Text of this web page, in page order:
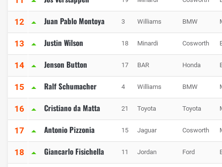
12 Juan Pablo Montoya 3 Williams BMW
13 Justin Wilson 18 Minardi Cosworth
14 Jenson Button 17 BAR Honda
15 Ralf Schumacher 4 Williams BMW
16 Cristiano da Matta 21 Toyota Toyota
17 Antonio Pizzonia 15 Jaguar Cosworth
18 Giancarlo Fisichella 11 Jordan Ford